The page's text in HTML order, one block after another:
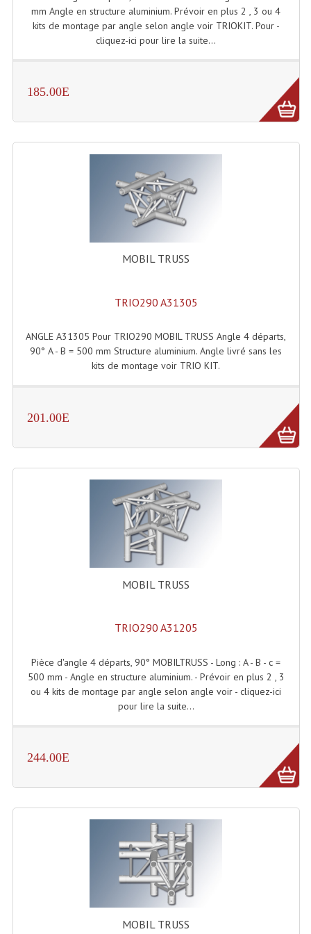
Projecteurs Poursuite
Projecteurs Théatre: Plan Convexe Fresnel
Câblage Electrique
Câble Rallonge DMX512 MIDI
Câble Multi-Paires Audio
Adaptateurs Audio
Pieces Détachées Sav
Public-Adress
Accessoires Public-Adress L100V
Enceintes Murales (Ligne 100V 16 - 8 Ohm)
Hp À Chambre De Compression
Lecteurs Mp3 Et CDs Sources
Système D'audio Guide
Système D'interprétation Simultanée
Système De Conférence
Système Visite Guidée
Sonorisation Securité EN-54
mm Angle en structure aluminium. Prévoir en plus 2 , 3 ou 4
kits de montage par angle selon angle voir TRIOKIT. Pour -
cliquez-ici pour lire la suite...
185.00E
MOBIL TRUSS
TRIO290 A31305
ANGLE A31305 Pour TRIO290 MOBIL TRUSS Angle 4 départs,
90° A - B = 500 mm Structure aluminium. Angle livré sans les
kits de montage voir TRIO KIT.
201.00E
MOBIL TRUSS
TRIO290 A31205
Pièce d'angle 4 départs, 90° MOBILTRUSS - Long : A - B - c =
500 mm - Angle en structure aluminium. - Prévoir en plus 2 , 3
ou 4 kits de montage par angle selon angle voir - cliquez-ici
pour lire la suite...
244.00E
MOBIL TRUSS